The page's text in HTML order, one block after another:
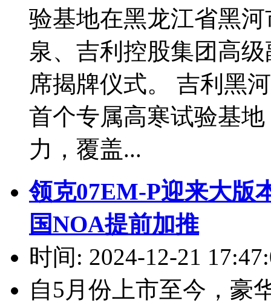
验基地在黑龙江省黑
泉、吉利控股集团高
席揭牌仪式。 吉利黑
首个专属高寒试验基
力，覆盖...
领克07EM-P迎来大版
国NOA提前加推
时间: 2024-12-21
自5月份上市至今，豪